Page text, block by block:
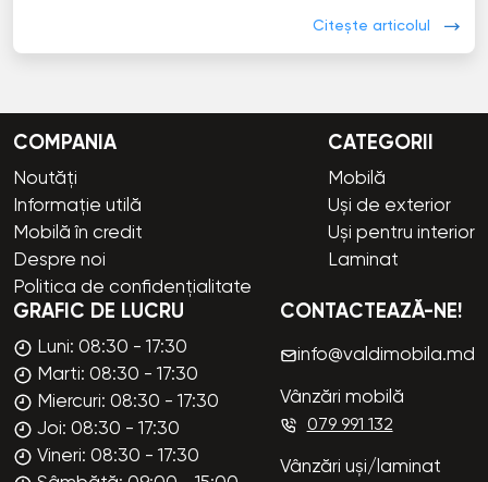
Citește articolul
COMPANIA
Noutăți
Informație utilă
Mobilă în credit
Despre noi
Politica de confidențialitate
CATEGORII
Mobilă
Uși de exterior
Uși pentru interior
Laminat
GRAFIC DE LUCRU
Luni: 08:30 - 17:30
Marti: 08:30 - 17:30
Miercuri: 08:30 - 17:30
Joi: 08:30 - 17:30
Vineri: 08:30 - 17:30
CONTACTEAZĂ-NE!
info@valdimobila.md
Vânzări mobilă
079 991 132
Vânzări uși/laminat